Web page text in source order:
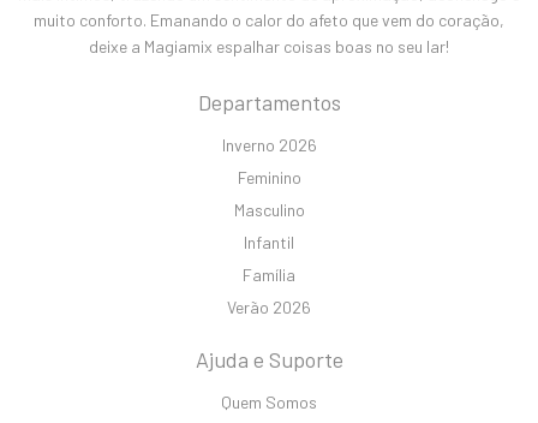
muito conforto. Emanando o calor do afeto que vem do coração,
deixe a Magiamix espalhar coisas boas no seu lar!
Departamentos
Inverno 2026
Feminino
Masculino
Infantil
Família
Verão 2026
Ajuda e Suporte
Quem Somos